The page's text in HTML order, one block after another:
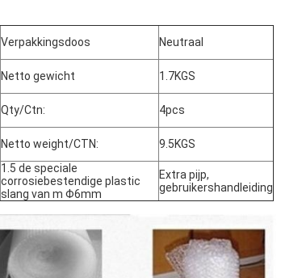
Verpakkingsdoos Neutraal
Netto gewicht 1.7KGS
Qty/Ctn: 4pcs
Netto weight/CTN: 9.5KGS
1.5 de speciale
corrosiebestendige plastic
slang van m Φ6mm
Extra pijp,
gebruikershandleiding